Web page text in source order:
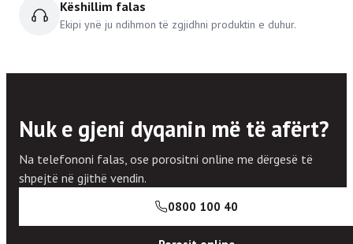
Këshillim falas
Ekipi ynë ju ndihmon të zgjidhni produktin e duhur.
Nuk e gjeni dyqanin më të afërt?
Na telefononi falas, ose porositni online me dërgesë të
shpejtë në gjithë vendin.
0800 100 40